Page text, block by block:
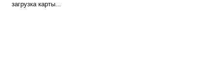
загрузка карты...